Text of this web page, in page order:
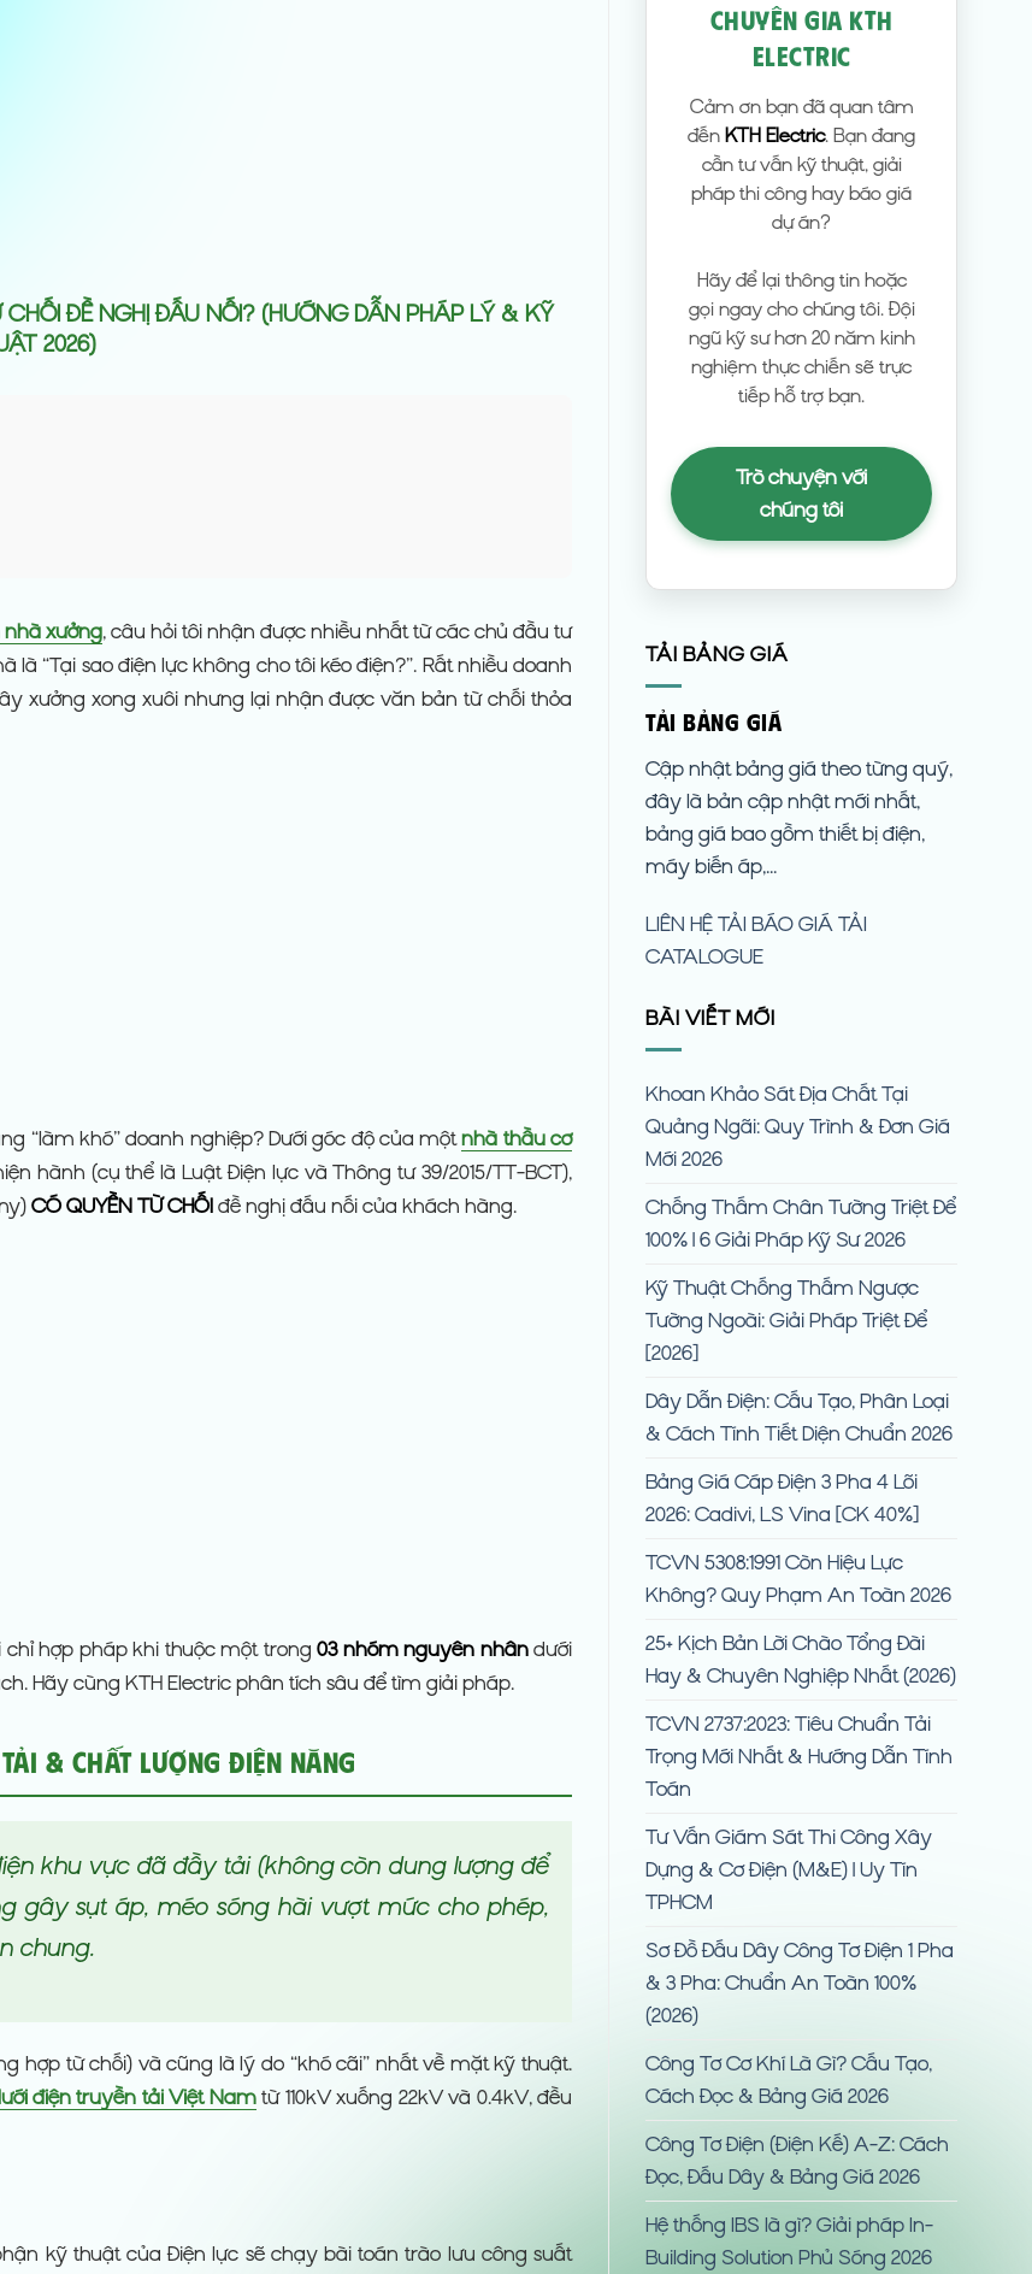
ĐỀ NGHỊ ĐẤU NỐI? (HƯỚNG DẪN PHÁP LÝ & KỸ
2026)
nhà xưởng, câu hỏi tôi nhận được nhiều nhất từ các chủ đầu tư
“Tại sao điện lực không cho tôi kéo điện?”. Rất nhiều doanh
xưởng xong xuôi nhưng lại nhận được văn bản từ chối thỏa
“làm khó” doanh nghiệp? Dưới góc độ của mộtnhà thầu cơ
hành (cụ thể là Luật Điện lực và Thông tư 39/2015/TT-BCT),
CÓ QUYỀN TỪ CHỐI đề nghị đấu nối của khách hàng.
chỉ hợp pháp khi thuộc một trong03 nhóm nguyên nhândưới
Hãy cùng KTH Electric phân tích sâu để tìm giải pháp.
& Chất Lượng Điện Năng
khu vực đã đầy tải (không còn dung lượng để
gây sụt áp, méo sóng hài vượt mức cho phép,
chung.
hợp từ chối) và cũng là lý do “khó cãi” nhất về mặt kỹ thuật.
điện truyền tải Việt Namtừ 110kV xuống 22kV và 0.4kV, đều
kỹ thuật của Điện lực sẽ chạy bài toán trào lưu công suất
CHUYÊN GIA KTH
ELECTRIC
Cảm ơn bạn đã quan tâm
đến KTH Electric. Bạn đang
cần tư vấn kỹ thuật, giải
pháp thi công hay báo giá
dự án?
Hãy để lại thông tin hoặc
gọi ngay cho chúng tôi. Đội
ngũ kỹ sư hơn 20 năm kinh
nghiệm thực chiến sẽ trực
tiếp hỗ trợ bạn.
Trò chuyện với
chúng tôi
TẢI BẢNG GIÁ
TẢI BẢNG GIÁ
Cập nhật bảng giá theo từng quý,
đây là bản cập nhật mới nhất,
bảng giá bao gồm thiết bị điện,
máy biến áp,...
LIÊN HỆ TẢI BÁO GIÁ TẢI
CATALOGUE
BÀI VIẾT MỚI
Khoan Khảo Sát Địa Chất Tại
Quảng Ngãi: Quy Trình & Đơn Giá
Mới 2026
Chống Thấm Chân Tường Triệt Để
100% | 6 Giải Pháp Kỹ Sư 2026
Kỹ Thuật Chống Thấm Ngược
Tường Ngoài: Giải Pháp Triệt Để
[2026]
Dây Dẫn Điện: Cấu Tạo, Phân Loại
& Cách Tính Tiết Diện Chuẩn 2026
Bảng Giá Cáp Điện 3 Pha 4 Lõi
2026: Cadivi, LS Vina [CK 40%]
TCVN 5308:1991 Còn Hiệu Lực
Không? Quy Phạm An Toàn 2026
25+ Kịch Bản Lời Chào Tổng Đài
Hay & Chuyên Nghiệp Nhất (2026)
TCVN 2737:2023: Tiêu Chuẩn Tải
Trọng Mới Nhất & Hướng Dẫn Tính
Toán
Tư Vấn Giám Sát Thi Công Xây
Dựng & Cơ Điện (M&E) | Uy Tín
TPHCM
Sơ Đồ Đấu Dây Công Tơ Điện 1 Pha
& 3 Pha: Chuẩn An Toàn 100%
(2026)
Công Tơ Cơ Khí Là Gì? Cấu Tạo,
Cách Đọc & Bảng Giá 2026
Công Tơ Điện (Điện Kế) A-Z: Cách
Đọc, Đấu Dây & Bảng Giá 2026
Hệ thống IBS là gì? Giải pháp In-
Building Solution Phủ Sóng 2026